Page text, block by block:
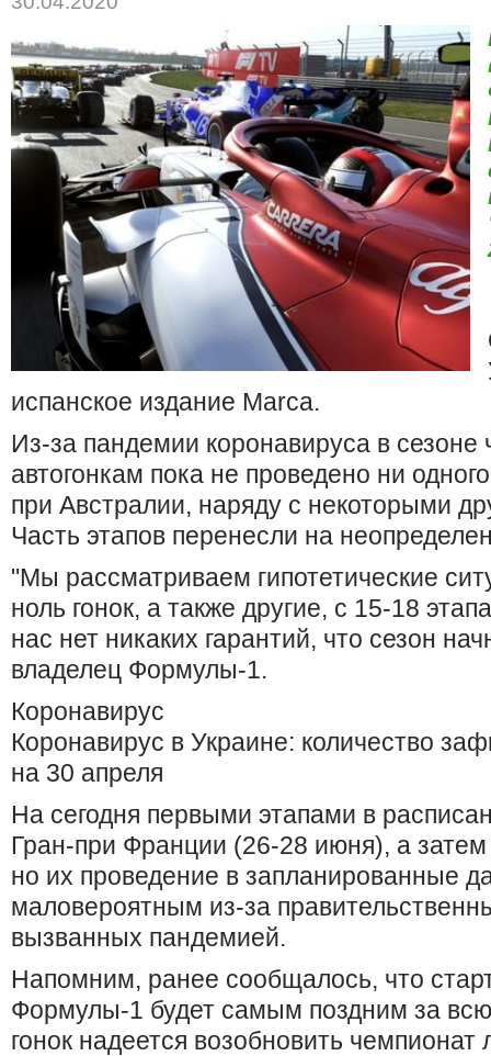
испанское издание Marca.
Из-за пандемии коронавируса в
автогонкам пока не проведено ни
при Австралии, наряду с некоторыми
Часть этапов перенесли на
"Мы рассматриваем гипотетические
ноль гонок, а также другие, с 15-18
нас нет никаких гарантий, что сезон
владелец Формулы-1.
Коронавирус
Коронавирус в Украине: количество
на 30 апреля
На сегодня первыми этапами в
Гран-при Франции (26-28 июня), а затем
но их проведение в запланированные
маловероятным из-за
вызванных пандемией.
Напомним, ранее сообщалось, что
Формулы-1 будет самым поздним за
гонок надеется возобновить